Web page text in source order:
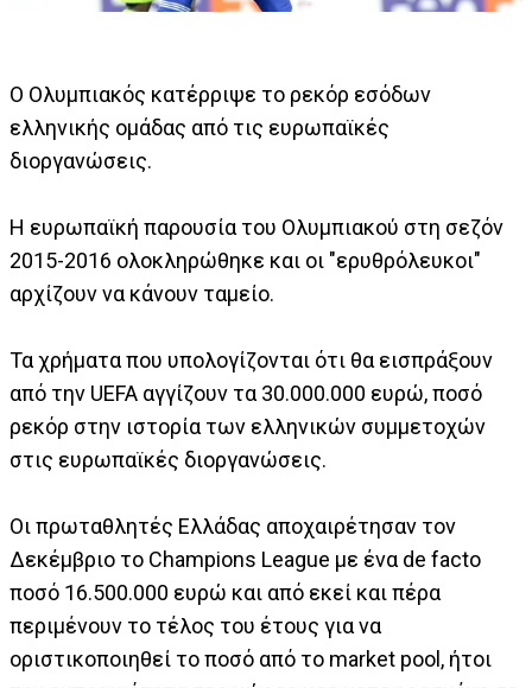
Ο Ολυμπιακός κατέρριψε το ρεκόρ εσόδων
ελληνικής ομάδας από τις ευρωπαϊκές
διοργανώσεις.
Η ευρωπαϊκή παρουσία του Ολυμπιακού στη σεζόν
2015-2016 ολοκληρώθηκε και οι "ερυθρόλευκοι"
αρχίζουν να κάνουν ταμείο.
Τα χρήματα που υπολογίζονται ότι θα εισπράξουν
από την UEFA αγγίζουν τα 30.000.000 ευρώ, ποσό
ρεκόρ στην ιστορία των ελληνικών συμμετοχών
στις ευρωπαϊκές διοργανώσεις.
Οι πρωταθλητές Ελλάδας αποχαιρέτησαν τον
Δεκέμβριο το Champions League με ένα de facto
ποσό 16.500.000 ευρώ και από εκεί και πέρα
περιμένουν το τέλος του έτους για να
οριστικοποιηθεί το ποσό από το market pool, ήτοι